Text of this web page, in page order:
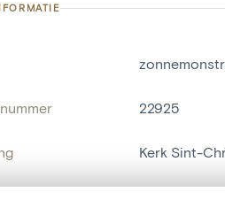
22925
Kerk Sint-